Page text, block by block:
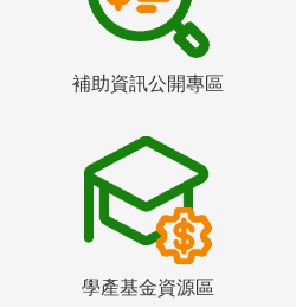
補助資訊公開專區
學產基金資源區